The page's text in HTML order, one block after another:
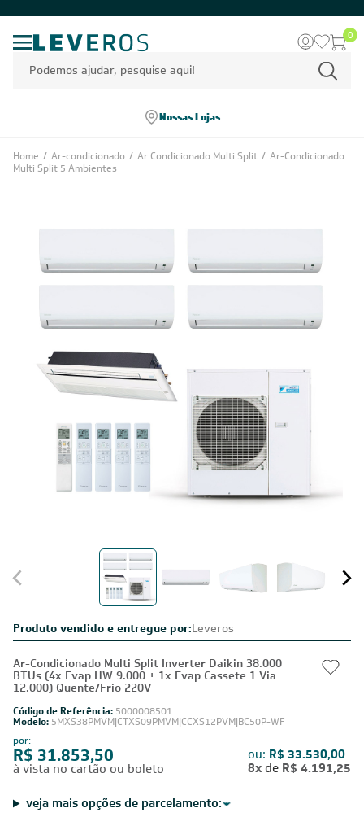
0
Nossas Lojas
Home / Ar-condicionado / Ar Condicionado Multi Split / Ar-Condicionado
Multi Split 5 Ambientes
Produto vendido e entregue por:Leveros
Ar-Condicionado Multi Split Inverter Daikin 38.000
BTUs (4x Evap HW 9.000 + 1x Evap Cassete 1 Via
12.000) Quente/Frio 220V
Código de Referência: 5000008501
Modelo: 5MXS38PMVM|CTXS09PMVM|CCXS12PVM|BC50P-WF
por:
R$ 31.853,50
à vista no cartão ou boleto
ou: R$ 33.530,00
8x de R$ 4.191,25
veja mais opções de parcelamento: